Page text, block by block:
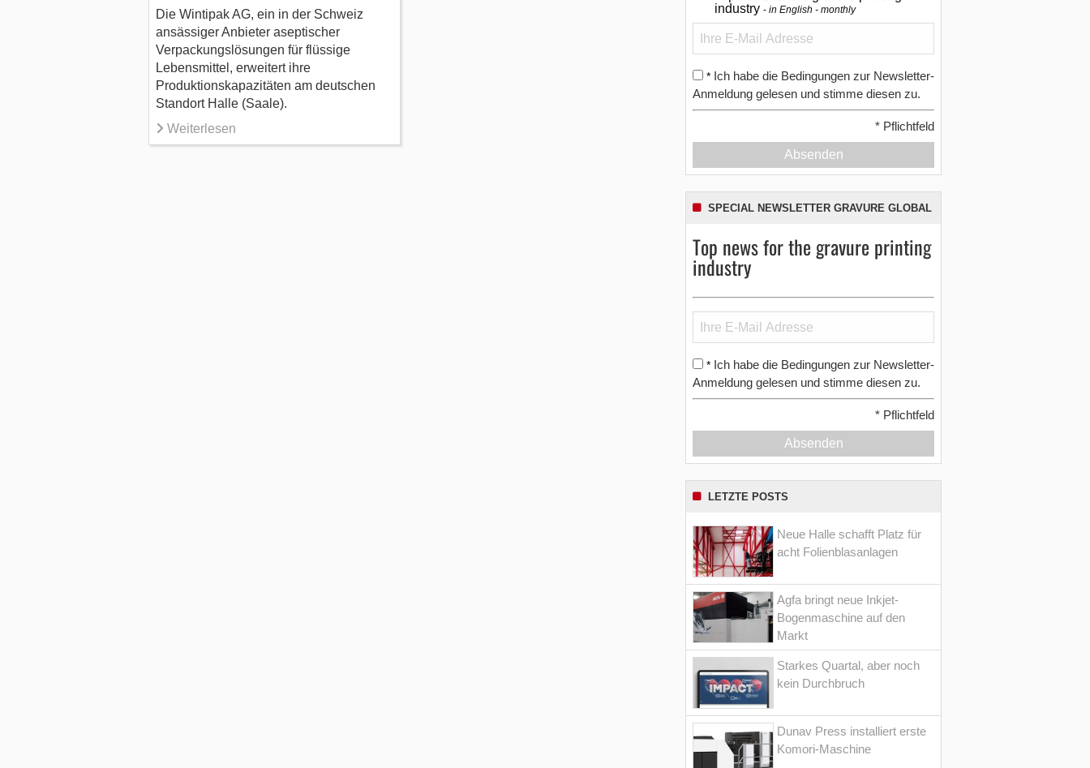
Die Wintipak AG, ein in der Schweiz
ansässiger Anbieter aseptischer
Verpackungslösungen für flüssige
Lebensmittel, erweitert ihre
Produktionskapazitäten am deutschen
Standort Halle (Saale).
Weiterlesen
industry in English - monthly
* Ich habe die Bedingungen zur Newsletter-
Anmeldung gelesen und stimme diesen zu.
* Pflichtfeld
Absenden
SPECIAL NEWSLETTER GRAVURE GLOBAL
Top news for the gravure printing
industry
* Ich habe die Bedingungen zur Newsletter-
Anmeldung gelesen und stimme diesen zu.
* Pflichtfeld
Absenden
LETZTE POSTS
Neue Halle schafft Platz für
acht Folienblasanlagen
Agfa bringt neue Inkjet-
Bogenmaschine auf den
Markt
Starkes Quartal, aber noch
kein Durchbruch
Dunav Press installiert erste
Komori-Maschine